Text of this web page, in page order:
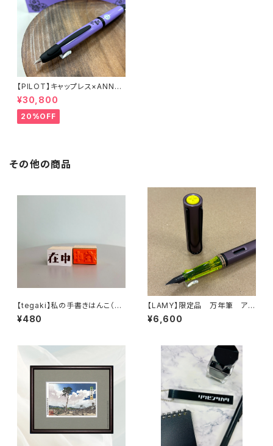
【PILOT】キャップレス×ANNAS
UI万年筆
¥30,800
20%OFF
その他の商品
【tegaki】私の手書きはんこ（在
中・横）
¥480
【LAMY】限定品 万年筆 アル
スター (オーバージーン)
¥6,600